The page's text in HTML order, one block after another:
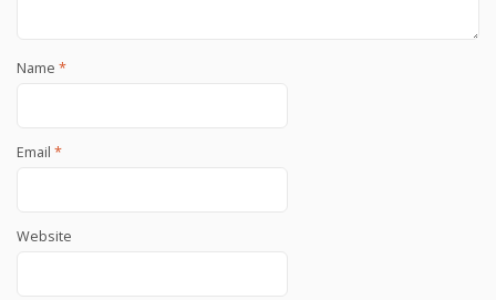
Name *
Email *
Website